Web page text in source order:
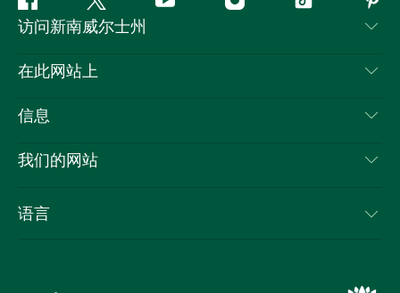
Facebook叽
叽
喳
YouTube Instagram抖
访问新南威尔士州
联系我们
隐私
Cookie 通知
在此网站上
目的地
新南威尔士州公路旅行
活动
信息
旅行信息
新南威尔士州的商业
我们的网站
语言